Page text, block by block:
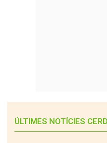
ÚLTIMES NOTÍCIES